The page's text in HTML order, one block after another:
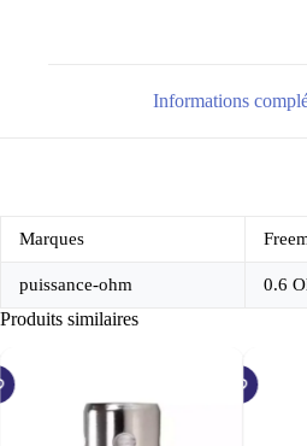
Informations
Marques
puissance-ohm 0.6
Produits similaires